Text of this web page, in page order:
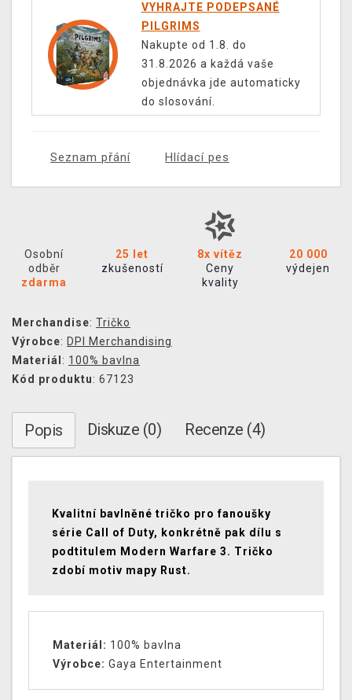
VYHRAJTE PODEPSANÉ
PILGRIMS
Nakupte od 1.8. do
31.8.2026 a každá vaše
objednávka jde automaticky
do slosování.
Seznam přání Hlídací pes
Osobní
odběr
zdarma
25 let
zkušeností
8x vítěz
Ceny
kvality
20 000
výdejen
Merchandise: Tričko
Výrobce: DPI Merchandising
Materiál : 100% bavlna
Kód produktu: 67123
Popis Diskuze (0) Recenze (4)
Kvalitní bavlněné tričko pro fanoušky
série Call of Duty, konkrétně pak dílu s
podtitulem Modern Warfare 3. Tričko
zdobí motiv mapy Rust.
Materiál: 100% bavlna
Výrobce: Gaya Entertainment